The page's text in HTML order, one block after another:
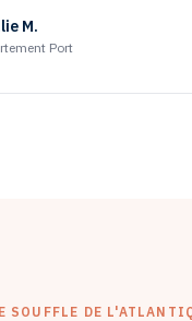
M.
Port
SOUFFLE DE